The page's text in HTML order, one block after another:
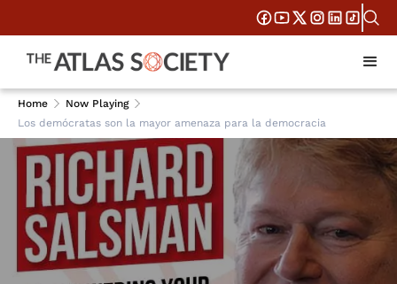
Home
Now Playing
Los demócratas son la mayor amenaza para la democracia